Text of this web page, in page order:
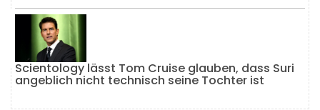
Scientology lässt Tom Cruise glauben, dass Suri
angeblich nicht technisch seine Tochter ist